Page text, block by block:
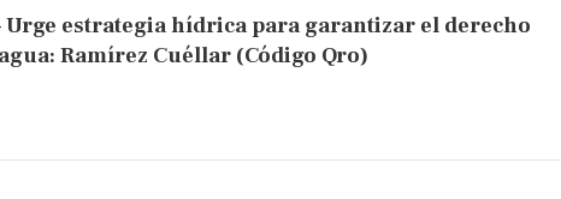
Urge estrategia hídrica para garantizar el derecho
Ramírez Cuéllar (Código Qro)